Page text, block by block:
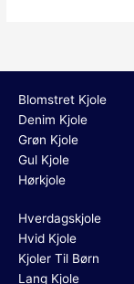
Blomstret Kjole
Denim Kjole
Grøn Kjole
Gul Kjole
Hørkjole
Hverdagskjole
Hvid Kjole
Kjoler Til Børn
Lang Kjole